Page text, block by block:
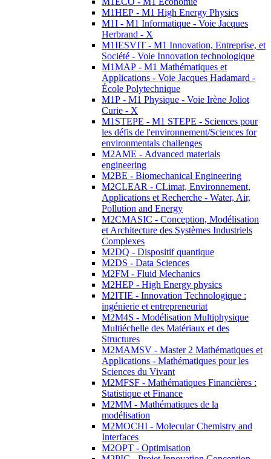
M1HEP - M1 High Energy Physics
M1I - M1 Informatique - Voie Jacques
Herbrand - X
M1IESVIT - M1 Innovation, Entreprise, et
Société - Voie Innovation technologique
M1MAP - M1 Mathématiques et
Applications - Voie Jacques Hadamard -
École Polytechnique
M1P - M1 Physique - Voie Irène Joliot
Curie - X
M1STEPE - M1 STEPE - Sciences pour
les défis de l'environnement/Sciences for
environmentals challenges
M2AME - Advanced materials
engineering
M2BE - Biomechanical Engineering
M2CLEAR - CLimat, Environnement,
Applications et Recherche - Water, Air,
Pollution and Energy
M2CMASIC - Conception, Modélisation
et Architecture des Systèmes Industriels
Complexes
M2DQ - Dispositif quantique
M2DS - Data Sciences
M2FM - Fluid Mechanics
M2HEP - High Energy physics
M2ITIE - Innovation Technologique :
ingénierie et entrepreneuriat
M2M4S - Modélisation Multiphysique
Multiéchelle des Matériaux et des
Structures
M2MAMSV - Master 2 Mathématiques et
Applications - Mathématiques pour les
Sciences du Vivant
M2MFSF - Mathématiques Financières :
Statistique et Finance
M2MM - Mathématiques de la
modélisation
M2MOCHI - Molecular Chemistry and
Interfaces
M2OPT - Optimisation